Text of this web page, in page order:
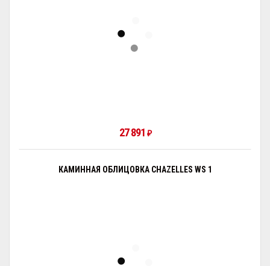
27 891 ₽
КАМИННАЯ ОБЛИЦОВКА CHAZELLES WS 1